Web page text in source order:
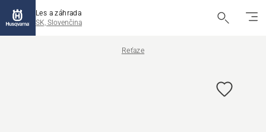
Les a záhrada
SK, Slovenčina
Reťaze